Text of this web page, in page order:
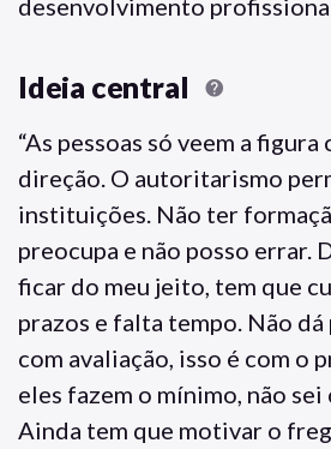
desenvolvimento
Ideia central help
“As pessoas só veem a figura
direção. O autoritarismo
instituições. Não ter
preocupa e não posso errar.
ficar do meu jeito, tem que
prazos e falta tempo. Não
com avaliação, isso é com o
eles fazem o mínimo, não
Ainda tem que motivar o